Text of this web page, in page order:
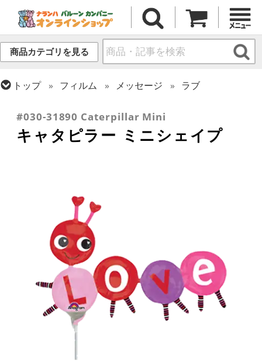
商品カテゴリを見る
トップ フィルム メッセージ
ラブ
バレンタイン
#030-31890 Caterpillar Mini
キャタピラー ミニシェイプ